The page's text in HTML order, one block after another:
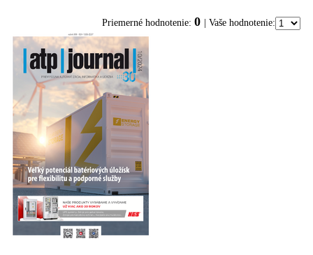
Priemerné hodnotenie: 0 | Vaše hodnotenie: